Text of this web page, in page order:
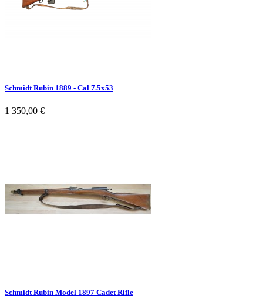
Schmidt Rubin 1889 - Cal 7.5x53
1 350,00 €
Schmidt Rubin Model 1897 Cadet Rifle